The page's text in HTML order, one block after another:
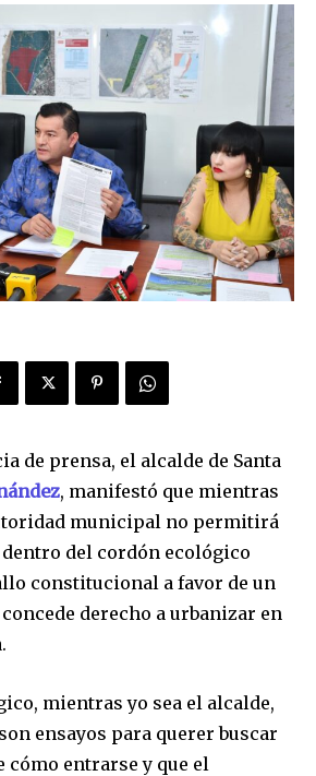
de prensa, el alcalde de Santa
, manifestó que mientras
municipal no permitirá
del cordón ecológico
constitucional a favor de un
derecho a urbanizar en
mientras yo sea el alcalde,
ensayos para querer buscar
cómo entrarse y que el